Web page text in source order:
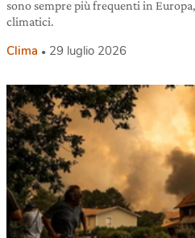
sono sempre più frequenti in
climatici.
Clima 29 luglio 2026